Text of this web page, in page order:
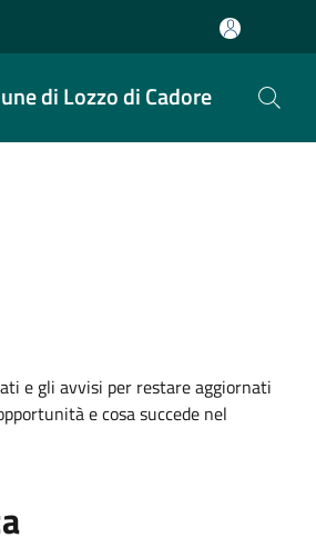
di Lozzo di Cadore
e gli avvisi per restare aggiornati
e cosa succede nel